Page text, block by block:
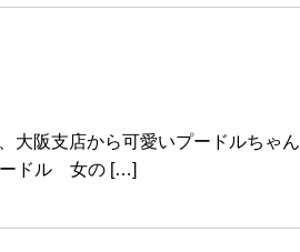
大阪支店から可愛いプードルちゃん
ドル 女の […]